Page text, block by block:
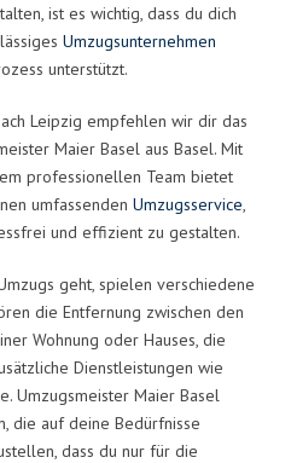
ist es wichtig, dass du dich
Umzugsunternehmen
unterstützt.
Leipzig empfehlen wir dir das
Maier Basel aus Basel. Mit
professionellen Team bietet
umfassenden Umzugsservice,
und effizient zu gestalten.
geht, spielen verschiedene
die Entfernung zwischen den
Wohnung oder Hauses, die
Dienstleistungen wie
Umzugsmeister Maier Basel
die auf deine Bedürfnisse
dass du nur für die